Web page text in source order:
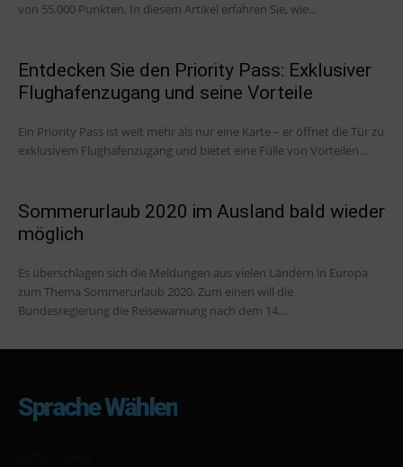
von 55.000 Punkten. In diesem Artikel erfahren Sie, wie...
Entdecken Sie den Priority Pass: Exklusiver
Flughafenzugang und seine Vorteile
Ein Priority Pass ist weit mehr als nur eine Karte – er öffnet die Tür zu
exklusivem Flughafenzugang und bietet eine Fülle von Vorteilen...
Sommerurlaub 2020 im Ausland bald wieder
möglich
Es überschlagen sich die Meldungen aus vielen Ländern in Europa
zum Thema Sommerurlaub 2020. Zum einen will die
Bundesregierung die Reisewarnung nach dem 14....
Sprache Wählen